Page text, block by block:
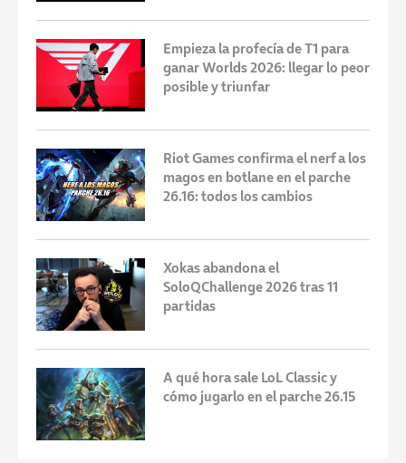
Empieza la profecía de T1 para
ganar Worlds 2026: llegar lo peor
posible y triunfar
Riot Games confirma el nerf a los
magos en botlane en el parche
26.16: todos los cambios
Xokas abandona el
SoloQChallenge 2026 tras 11
partidas
A qué hora sale LoL Classic y
cómo jugarlo en el parche 26.15